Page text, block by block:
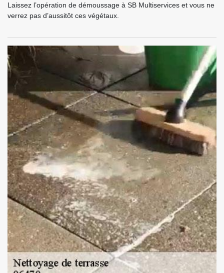
Laissez l’opération de démoussage à SB Multiservices et vous ne
verrez pas d’aussitôt ces végétaux.